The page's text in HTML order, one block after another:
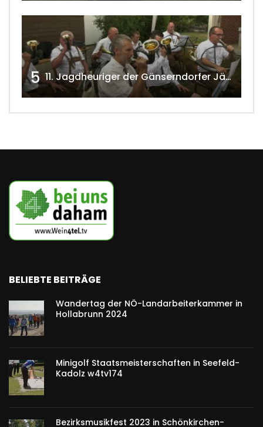
5 11. Jagdheuriger der Gänserndorfer Jäger 2020 w4tv166
BELIEBTE BEITRÄGE
Wandertag der NÖ-Landarbeiterkammer in
Hollabrunn 2024
Minigolf Staatsmeisterschaften in Seefeld-
Kadolz w4tv174
Bezirksmusikfest 2023 in Schönkirchen-